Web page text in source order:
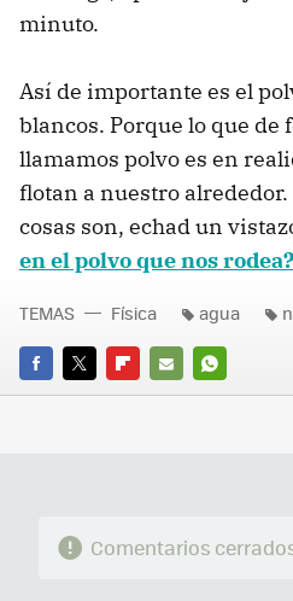
minuto.
Así de importante es el
blancos. Porque lo que de
llamamos polvo es en
flotan a nuestro
cosas son, echad un
en el polvo que nos rodea?
FACEBOOK
TWITTERFLIPBOARD
E-
WHATSAPP
TEMAS Física agua
Comentarios